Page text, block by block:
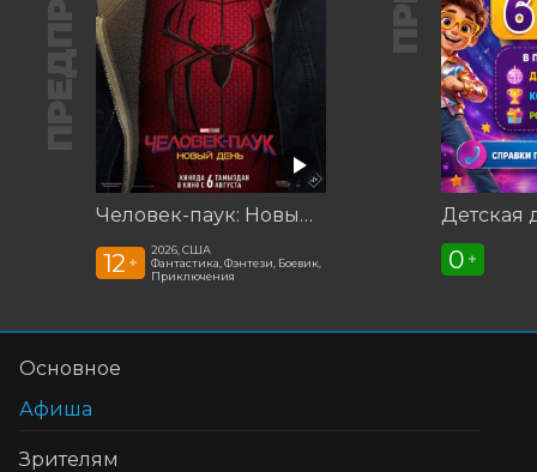
Человек-паук: Новый день
12 +
2026, США
Фантастика, Фэнтези, Боевик,
Приключения
Детская
0 +
Основное
Афиша
Зрителям